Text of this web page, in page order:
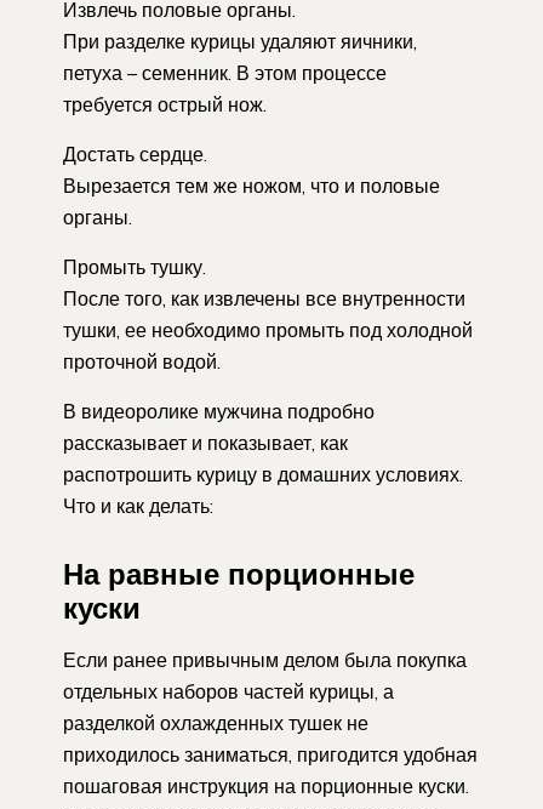
Извлечь половые органы.
При разделке курицы удаляют яичники,
петуха – семенник. В этом процессе
требуется острый нож.
Достать сердце.
Вырезается тем же ножом, что и половые
органы.
Промыть тушку.
После того, как извлечены все внутренности
тушки, ее необходимо промыть под холодной
проточной водой.
В видеоролике мужчина подробно
рассказывает и показывает, как
распотрошить курицу в домашних условиях.
Что и как делать:
На равные порционные
куски
Если ранее привычным делом была покупка
отдельных наборов частей курицы, а
разделкой охлажденных тушек не
приходилось заниматься, пригодится удобная
пошаговая инструкция на порционные куски.